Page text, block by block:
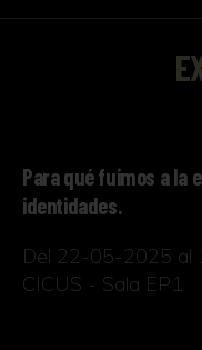
Para qué fuimos a la
identidades.
Del 22-05-2025
CICUS - Sala EP1